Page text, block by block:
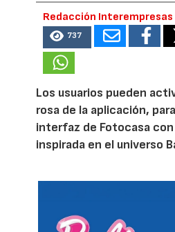
Redacción Interempresas
737
Los usuarios pueden
rosa de la aplicación,
interfaz de Fotocasa
inspirada en el universo